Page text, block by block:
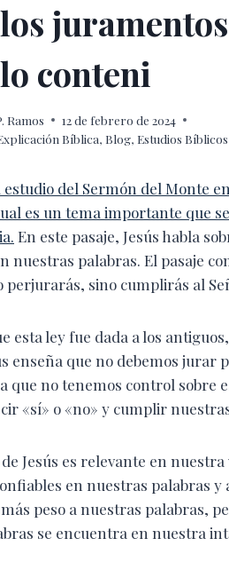
los
conteni
Ramos
12 de febrero de 2024
Bíblica, Blog, Estudios Bíblicos
estudio del Sermón del Monte
es un tema importante que
En este pasaje, Jesús habla
nuestras palabras. El pasaje
perjurarás, sino cumplirás al
esta ley fue dada a los
enseña que no debemos
que no tenemos control sobre
«sí» o «no» y cumplir
Jesús es relevante en
en nuestras palabras
peso a nuestras palabras,
se encuentra en nuestra